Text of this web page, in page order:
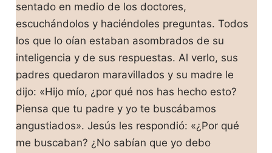
sentado en medio de los doctores,
escuchándolos y haciéndoles preguntas. Todos
los que lo oían estaban asombrados de su
inteligencia y de sus respuestas. Al verlo, sus
padres quedaron maravillados y su madre le
dijo: «Hijo mío, ¿por qué nos has hecho esto?
Piensa que tu padre y yo te buscábamos
angustiados». Jesús les respondió: «¿Por qué
me buscaban? ¿No sabían que yo debo